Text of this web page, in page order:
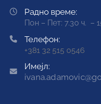
Радно време:
Пон – Пет: 7.30 ч. –
Телефон:
+381 32 515 0546
Имејл: